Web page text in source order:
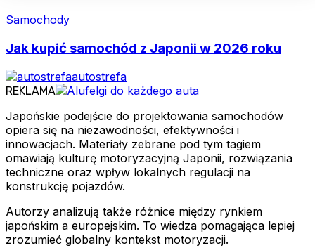
Samochody
Jak kupić samochód z Japonii w 2026 roku
autostrefa
REKLAMA
Japońskie podejście do projektowania samochodów
opiera się na niezawodności, efektywności i
innowacjach. Materiały zebrane pod tym tagiem
omawiają kulturę motoryzacyjną Japonii, rozwiązania
techniczne oraz wpływ lokalnych regulacji na
konstrukcję pojazdów.
Autorzy analizują także różnice między rynkiem
japońskim a europejskim. To wiedza pomagająca lepiej
zrozumieć globalny kontekst motoryzacji.